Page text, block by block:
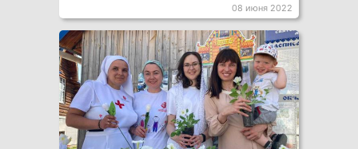
08 июня 2022